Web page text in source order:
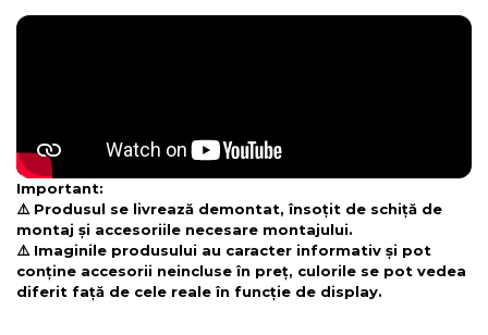
Important:
⚠️ Produsul se livrează demontat, însoțit de schiță de
montaj și accesoriile necesare montajului.
⚠️ Imaginile produsului au caracter informativ și pot
conține accesorii neincluse în preț, culorile se pot vedea
diferit față de cele reale în funcție de display.